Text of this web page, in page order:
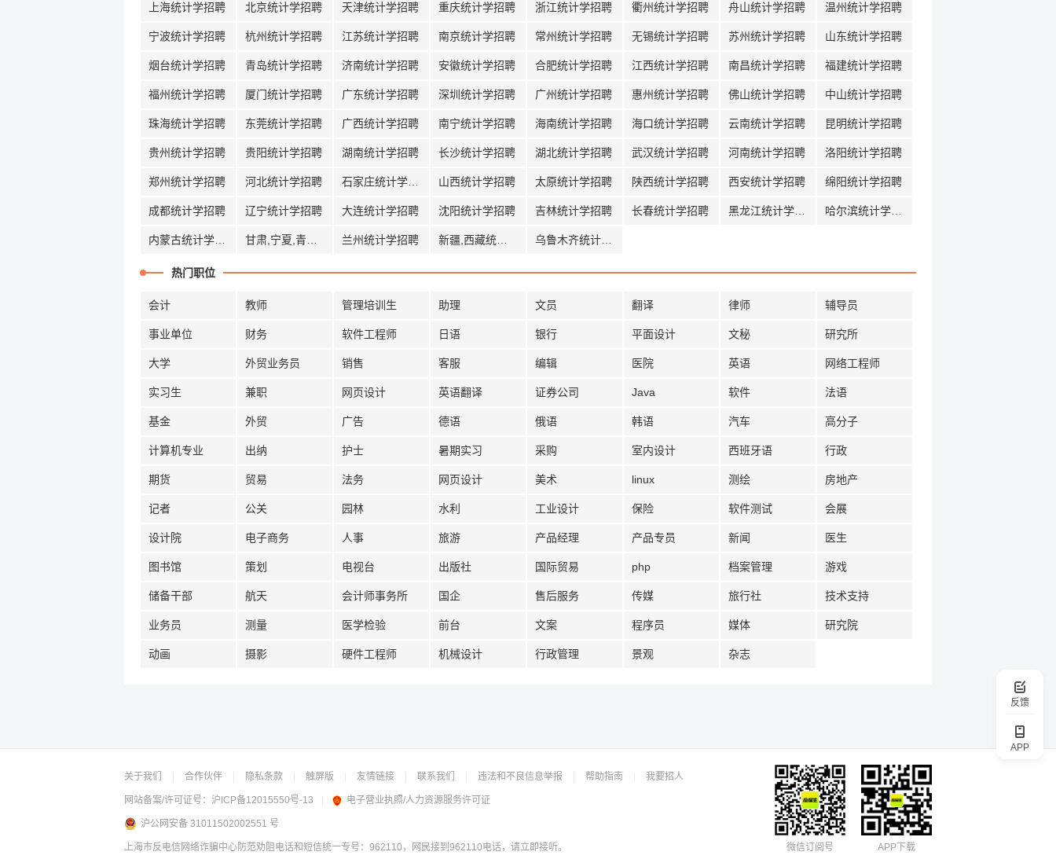
反馈
APP
上海统计学招聘 北京统计学招聘 天津统计学招聘 重庆统计学招聘 浙江统计学招聘 衢州统计学招聘 舟山统计学招聘 温州统计学招聘
宁波统计学招聘 杭州统计学招聘 江苏统计学招聘 南京统计学招聘 常州统计学招聘 无锡统计学招聘 苏州统计学招聘 山东统计学招聘
烟台统计学招聘 青岛统计学招聘 济南统计学招聘 安徽统计学招聘 合肥统计学招聘 江西统计学招聘 南昌统计学招聘 福建统计学招聘
福州统计学招聘 厦门统计学招聘 广东统计学招聘 深圳统计学招聘 广州统计学招聘 惠州统计学招聘 佛山统计学招聘 中山统计学招聘
珠海统计学招聘 东莞统计学招聘 广西统计学招聘 南宁统计学招聘 海南统计学招聘 海口统计学招聘 云南统计学招聘 昆明统计学招聘
贵州统计学招聘 贵阳统计学招聘 湖南统计学招聘 长沙统计学招聘 湖北统计学招聘 武汉统计学招聘 河南统计学招聘 洛阳统计学招聘
郑州统计学招聘 河北统计学招聘 山西统计学招聘 太原统计学招聘 陕西统计学招聘 西安统计学招聘 绵阳统计学招聘
成都统计学招聘 辽宁统计学招聘 大连统计学招聘 沈阳统计学招聘 吉林统计学招聘 长春统计学招聘
兰州统计学招聘
热门职位
会计 教师 管理培训生 助理 文员 翻译 律师 辅导员
事业单位 财务 软件工程师 日语 银行 平面设计 文秘 研究所
大学 外贸业务员 销售 客服 编辑 医院 英语 网络工程师
实习生 兼职 网页设计 英语翻译 证券公司 Java 软件 法语
基金 外贸 广告 德语 俄语 韩语 汽车 高分子
计算机专业 出纳 护士 暑期实习 采购 室内设计 西班牙语 行政
期货 贸易 法务 网页设计 美术 linux 测绘 房地产
记者 公关 园林 水利 工业设计 保险 软件测试 会展
设计院 电子商务 人事 旅游 产品经理 产品专员 新闻 医生
图书馆 策划 电视台 出版社 国际贸易 php 档案管理 游戏
储备干部 航天 会计师事务所 国企 售后服务 传媒 旅行社 技术支持
业务员 测量 医学检验 前台 文案 程序员 媒体 研究院
动画 摄影 硬件工程师 机械设计 行政管理 景观 杂志
关于我们 合作伙伴 隐私条款 触屏版 友情链接 联系我们 违法和不良信息举报 帮助指南 我要招人
网站备案/许可证号： 沪ICP备12015550号-13 电子营业执照/人力资源服务许可证
沪公网安备 31011502002551 号
上海市反电信网络诈骗中心防范劝阻电话和短信统一专号：962110，网民接到962110电话，请立即接听。 APP下载
微信订阅号